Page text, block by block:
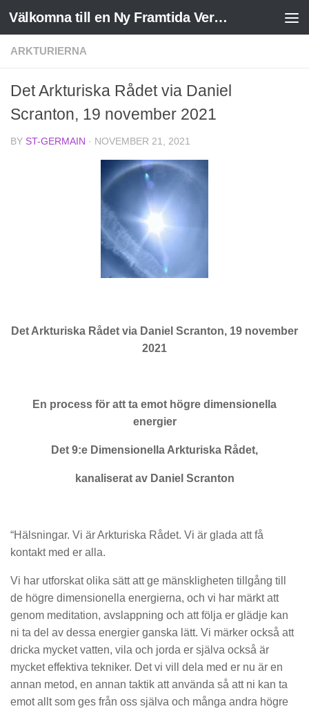
Skip to content Välkomna till en Ny Framtida Verklighet
ARKTURIERNA
Det Arkturiska Rådet via Daniel
Scranton, 19 november 2021
BY ST-GERMAIN · NOVEMBER 21, 2021
Det Arkturiska Rådet via Daniel Scranton, 19 november
2021
En process för att ta emot högre dimensionella
energier
Det 9:e Dimensionella Arkturiska Rådet,
kanaliserat av Daniel Scranton
“Hälsningar. Vi är Arkturiska Rådet. Vi är glada att få
kontakt med er alla.
Vi har utforskat olika sätt att ge mänskligheten tillgång till
de högre dimensionella energierna, och vi har märkt att
genom meditation, avslappning och att följa er glädje kan
ni ta del av dessa energier ganska lätt. Vi märker också att
dricka mycket vatten, vila och jorda er själva också är
mycket effektiva tekniker. Det vi vill dela med er nu är en
annan metod, en annan taktik att använda så att ni kan ta
emot allt som ges från oss själva och många andra högre